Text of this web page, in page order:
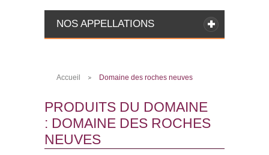
NOS APPELLATIONS
Accueil
Domaine des roches neuves
PRODUITS DU DOMAINE
: DOMAINE DES ROCHES
NEUVES